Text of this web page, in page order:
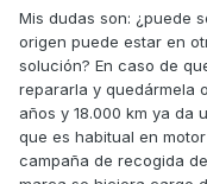
Mis dudas son: ¿puede
origen puede estar en
solución? En caso de
repararla y quedármela
años y 18.000 km ya da
que es habitual en
campaña de recogida